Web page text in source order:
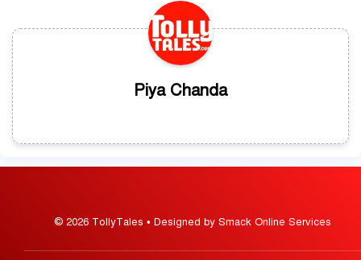
Piya Chanda
© 2026 TollyTales • Designed by Smack Online Services